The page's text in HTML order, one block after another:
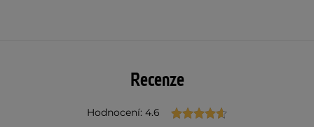
Recenze
Hodnocení: 4.6